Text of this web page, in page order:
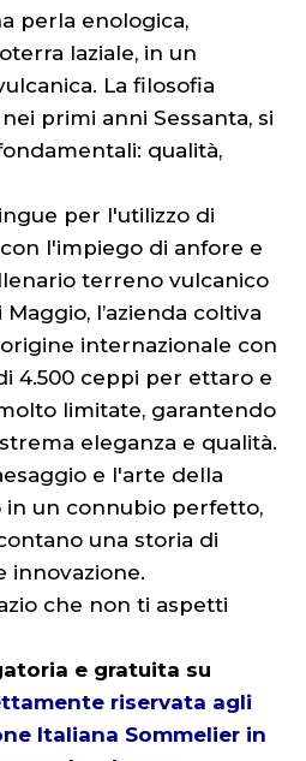
perla enologica,
laziale, in un
La filosofia
primi anni Sessanta, si
qualità,
per l'utilizzo di
l'impiego di anfore e
terreno vulcanico
l’azienda coltiva
internazionale con
4.500 ceppi per ettaro e
limitate, garantendo
eleganza e qualità.
e l'arte della
un connubio perfetto,
una storia di
innovazione.
che non ti aspetti
e gratuita su
riservata agli
Italiana Sommelier in